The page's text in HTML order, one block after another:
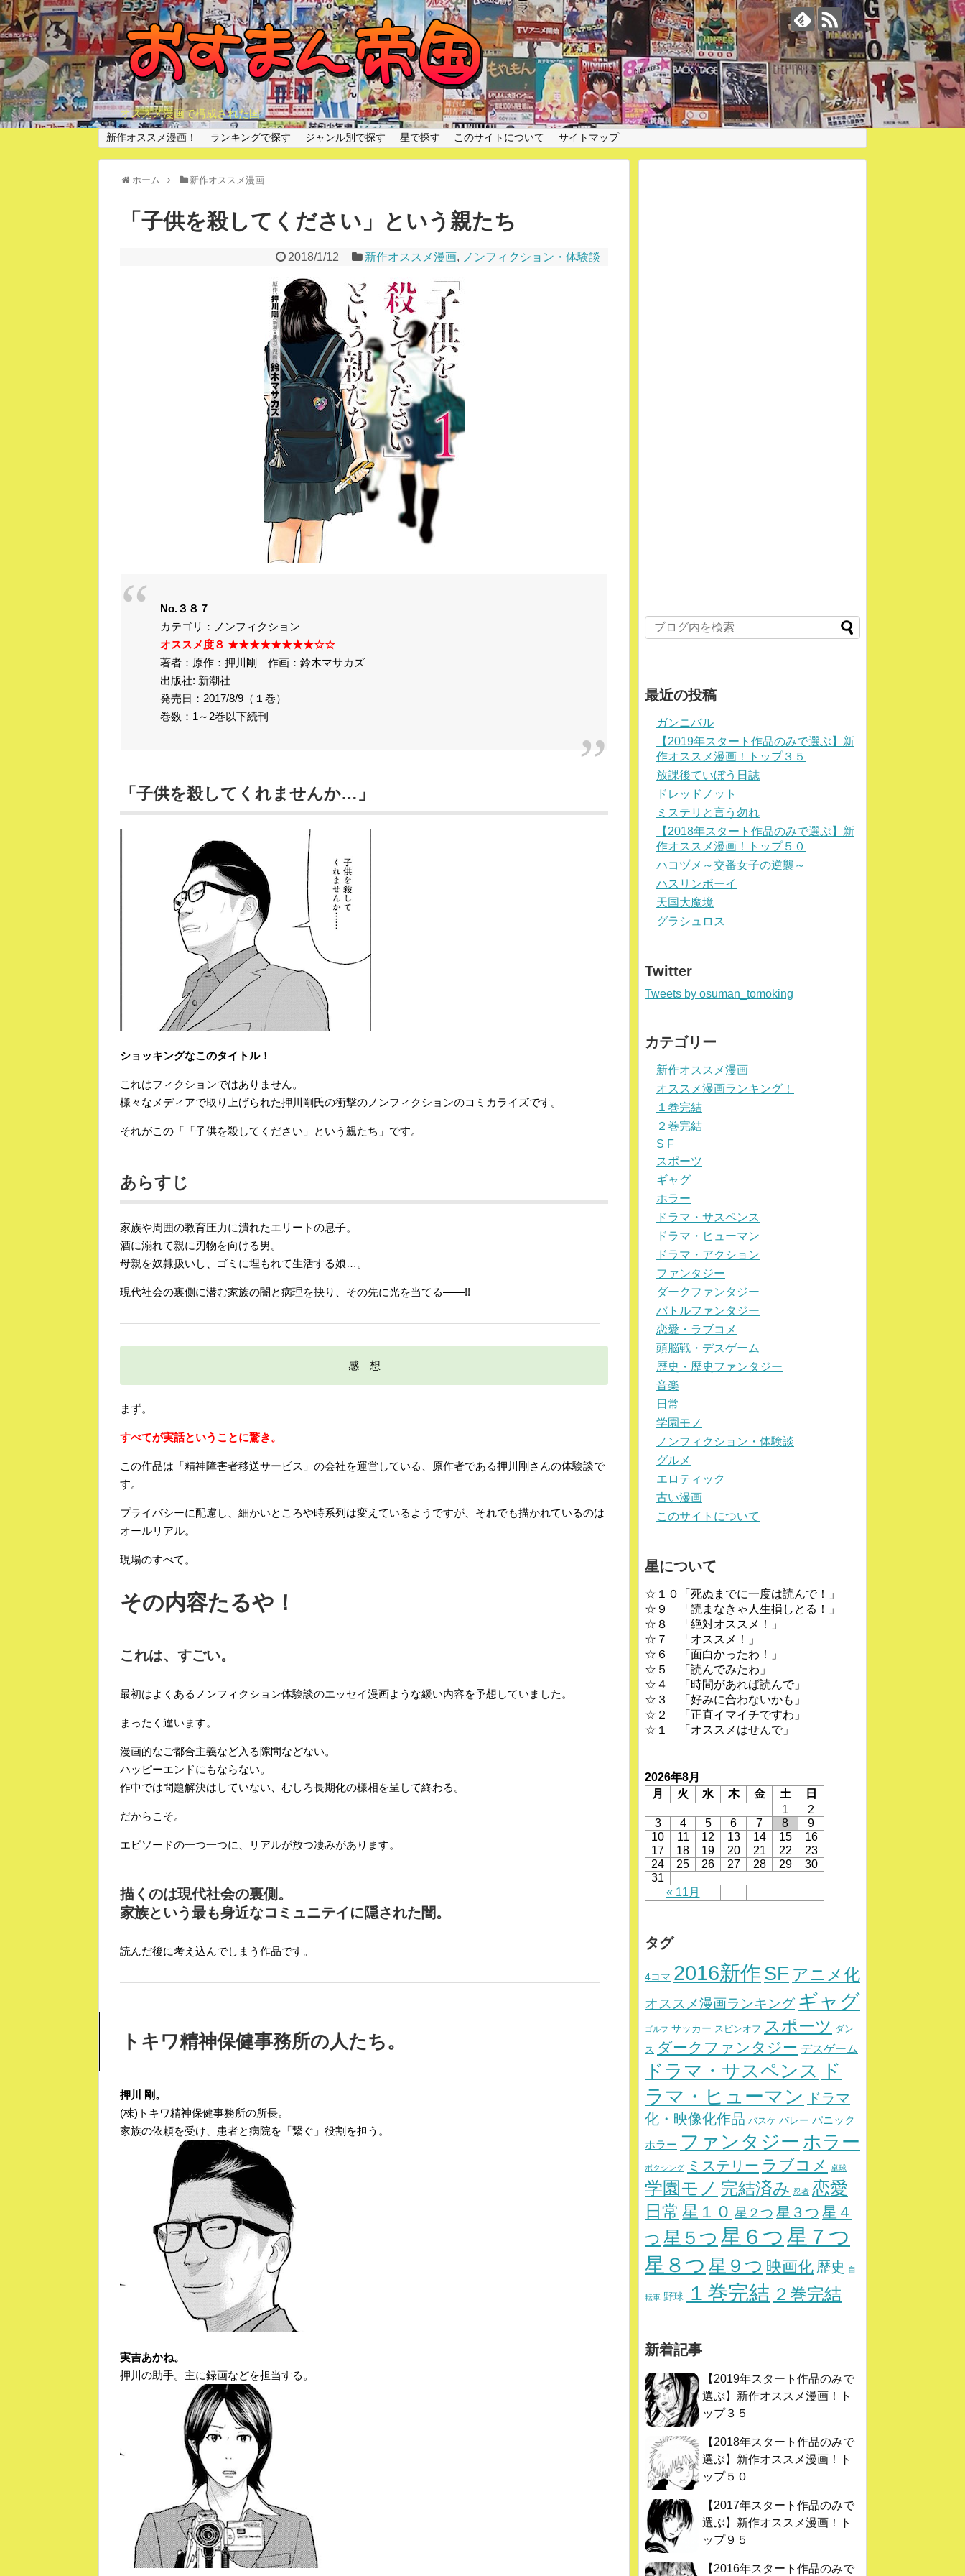
オススメ漫画で構成された国
新作オススメ漫画！ ランキングで探す ジャンル別で探す 星で探す このサイトについて サイトマップ
ホーム 新作オススメ漫画
「子供を殺してください」という親たち
2018/1/12 新作オススメ漫画, ノンフィクション・体験談
No.３８７
カテゴリ：ノンフィクション
オススメ度８ ★★★★★★★★☆☆
著者：原作：押川剛 作画：鈴木マサカズ
出版社: 新潮社
発売日：2017/8/9（１巻）
巻数：1～2巻以下続刊
「子供を殺してくれませんか…」
ショッキングなこのタイトル！
これはフィクションではありません。
様々なメディアで取り上げられた押川剛氏の衝撃のノンフィクションのコミカライズです。
それがこの「「子供を殺してください」という親たち」です。
あらすじ
家族や周囲の教育圧力に潰れたエリートの息子。
酒に溺れて親に刃物を向ける男。
母親を奴隷扱いし、ゴミに埋もれて生活する娘…。
現代社会の裏側に潜む家族の闇と病理を抉り、その先に光を当てる――!!
感 想
まず。
すべてが実話ということに驚き。
この作品は「精神障害者移送サービス」の会社を運営している、原作者である押川剛さんの体験談で
す。
プライバシーに配慮し、細かいところや時系列は変えているようですが、それでも描かれているのは
オールリアル。
現場のすべて。
その内容たるや！
これは、すごい。
最初はよくあるノンフィクション体験談のエッセイ漫画ような緩い内容を予想していました。
まったく違います。
漫画的なご都合主義など入る隙間などない。
ハッピーエンドにもならない。
作中では問題解決はしていない、むしろ長期化の様相を呈して終わる。
だからこそ。
エピソードの一つ一つに、リアルが放つ凄みがあります。
描くのは現代社会の裏側。
家族という最も身近なコミュニテイに隠された闇。
読んだ後に考え込んでしまう作品です。
トキワ精神保健事務所の人たち。
押川 剛。
(株)トキワ精神保健事務所の所長。
家族の依頼を受け、患者と病院を「繋ぐ」役割を担う。
実吉あかね。
押川の助手。主に録画などを担当する。
最近の投稿
ガンニバル
【2019年スタート作品のみで選ぶ】新
作オススメ漫画！トップ３５
放課後ていぼう日誌
ドレッドノット
ミステリと言う勿れ
【2018年スタート作品のみで選ぶ】新
作オススメ漫画！トップ５０
ハコヅメ～交番女子の逆襲～
ハスリンボーイ
天国大魔境
グラシュロス
Twitter
Tweets by osuman_tomoking
カテゴリー
新作オススメ漫画
オススメ漫画ランキング！
１巻完結
２巻完結
S F
スポーツ
ギャグ
ホラー
ドラマ・サスペンス
ドラマ・ヒューマン
ドラマ・アクション
ファンタジー
ダークファンタジー
バトルファンタジー
恋愛・ラブコメ
頭脳戦・デスゲーム
歴史・歴史ファンタジー
音楽
日常
学園モノ
ノンフィクション・体験談
グルメ
エロティック
古い漫画
このサイトについて
星について
☆１０「死ぬまでに一度は読んで！」
☆９ 「読まなきゃ人生損しとる！」
☆８ 「絶対オススメ！」
☆７ 「オススメ！」
☆６ 「面白かったわ！」
☆５ 「読んでみたわ」
☆４ 「時間があれば読んで」
☆３ 「好みに合わないかも」
☆２ 「正直イマイチですわ」
☆１ 「オススメはせんで」
2026年8月
月
火 水 木 金 土 日
« 11月
1
2
3
4 5 6 7 8
9
10
11 12 13 14 15
16
17
18 19 20 21 22
23
24
25 26 27 28 29
30
31
タグ
4コマ 2016新作SF アニメ化
オススメ漫画ランキング ギャグ
ゴルフ サッカー スピンオフ スポーツ ダン
ス ダークファンタジー デスゲーム
ドラマ・サスペンス ド
ラマ・ヒューマン
ドラマ
化・映像化作品 バスケ バレー パニック
ホラー ファンタジー ホラー
ボクシング ミステリー ラブコメ 卓球
学園モノ 完結済み 忍者 恋愛
日常 星１０ 星２つ 星３つ 星４
つ 星５つ 星６つ 星７つ
星８つ 星９つ 映画化 歴史 自
転車 野球 １巻完結 ２巻完結
新着記事
【2019年スタート作品のみで
選ぶ】新作オススメ漫画！ト
ップ３５
【2018年スタート作品のみで
選ぶ】新作オススメ漫画！ト
ップ５０
【2017年スタート作品のみで
選ぶ】新作オススメ漫画！ト
ップ９５
【2016年スタート作品のみで